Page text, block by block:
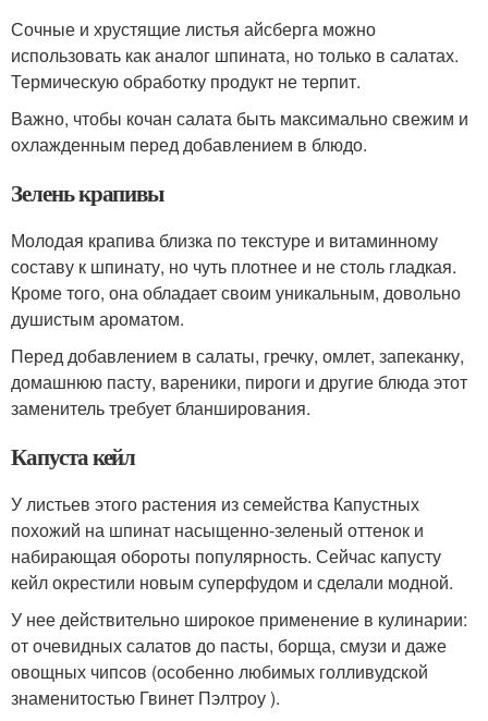
Сочные и хрустящие листья айсберга можно
использовать как аналог шпината, но только в салатах.
Термическую обработку продукт не терпит.
Важно, чтобы кочан салата быть максимально свежим и
охлажденным перед добавлением в блюдо.
Зелень крапивы
Молодая крапива близка по текстуре и витаминному
составу к шпинату, но чуть плотнее и не столь гладкая.
Кроме того, она обладает своим уникальным, довольно
душистым ароматом.
Перед добавлением в салаты, гречку, омлет, запеканку,
домашнюю пасту, вареники, пироги и другие блюда этот
заменитель требует бланширования.
Капуста кейл
У листьев этого растения из семейства Капустных
похожий на шпинат насыщенно-зеленый оттенок и
набирающая обороты популярность. Сейчас капусту
кейл окрестили новым суперфудом и сделали модной.
У нее действительно широкое применение в кулинарии:
от очевидных салатов до пасты, борща, смузи и даже
овощных чипсов (особенно любимых голливудской
знаменитостью Гвинет Пэлтроу ).